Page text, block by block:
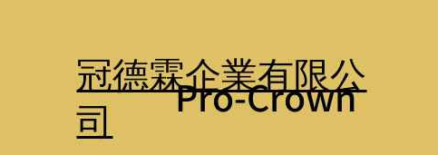
冠德霖企業有限公
司
Pro-Crown